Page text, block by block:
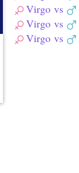
Virgo vs
Virgo vs
Virgo vs